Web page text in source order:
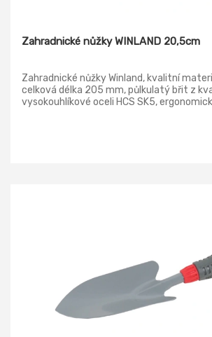
Zahradnické nůžky WINLAND 20,5cm
Zahradnické nůžky Winland, kvalitní
celková délka 205 mm, půlkulatý břit z
vysokouhlíkové oceli HCS SK5,